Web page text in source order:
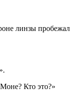
линзы пробежал
Кто это?»